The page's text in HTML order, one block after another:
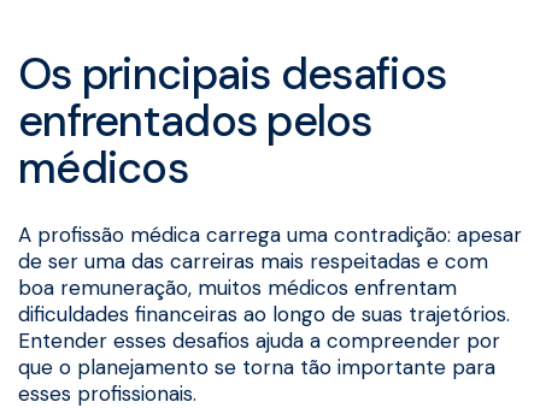
Os principais desafios
enfrentados pelos
médicos
A profissão médica carrega uma contradição: apesar
de ser uma das carreiras mais respeitadas e com
boa remuneração, muitos médicos enfrentam
dificuldades financeiras ao longo de suas trajetórios.
Entender esses desafios ajuda a compreender por
que o planejamento se torna tão importante para
esses profissionais.